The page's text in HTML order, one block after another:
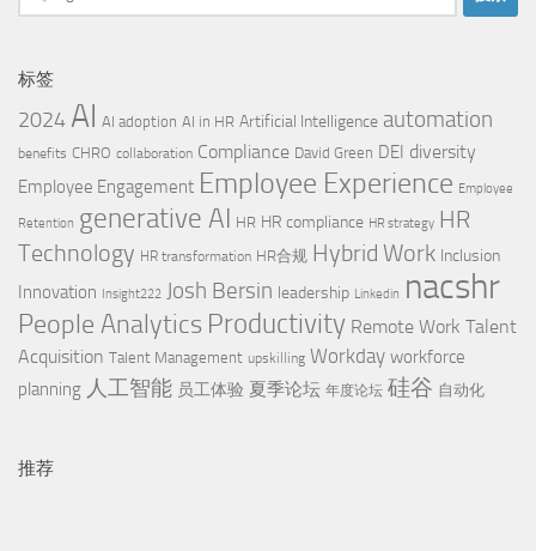
索：
标签
2024 AI AI adoption AI in HR Artificial Intelligence automation
benefits CHRO collaboration Compliance David Green DEI diversity
Employee Engagement Employee Experience Employee
Retention generative AI HR HR compliance HR strategy HR
Technology HR transformation HR合规 Hybrid Work Inclusion
Innovation Insight222 Josh Bersin leadership Linkedin nacshr
People Analytics Productivity Remote Work Talent
Acquisition Talent Management upskilling Workday workforce
planning 人工智能 员工体验 夏季论坛 年度论坛 硅谷 自动化
推荐